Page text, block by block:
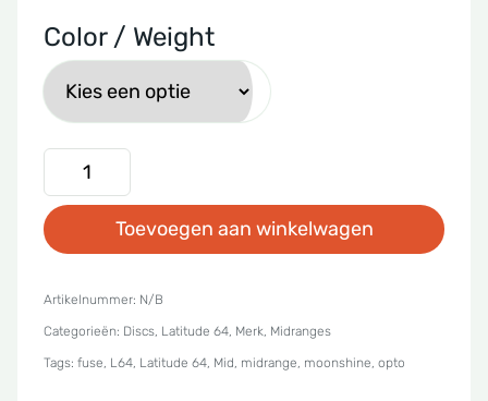
Color / Weight
Latitude
64
-
Moonshine
Fuse
aantal
Toevoegen aan winkelwagen
Artikelnummer: N/B
Categorieën: Discs, Latitude 64, Merk, Midranges
Tags: fuse, L64, Latitude 64, Mid, midrange, moonshine, opto